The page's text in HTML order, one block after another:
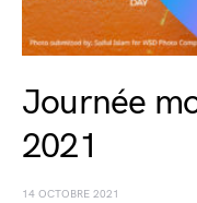
Journée
2021
14 OCTOBRE 2021